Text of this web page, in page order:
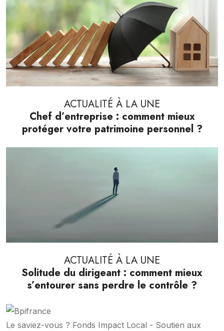
ACTUALITÉ À LA UNE
Chef d’entreprise : comment mieux
protéger votre patrimoine personnel ?
ACTUALITÉ À LA UNE
Solitude du dirigeant : comment mieux
s’entourer sans perdre le contrôle ?
Le saviez-vous ? Fonds Impact Local - Soutien aux